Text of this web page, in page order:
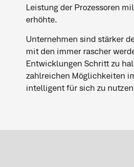
Leistung der Prozessoren
erhöhte.
Unternehmen sind stärker
mit den immer rascher
Entwicklungen Schritt zu
zahlreichen Möglichkeiten
intelligent für sich zu